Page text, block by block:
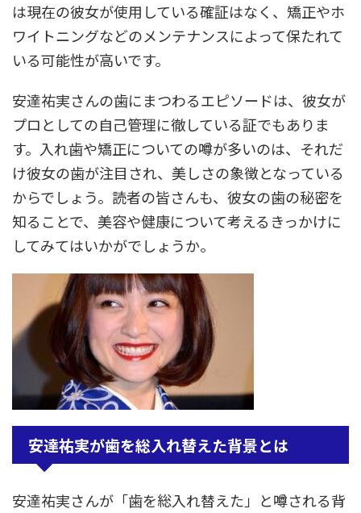
は現在の彼女が使用している確証はなく、矯正やホ
ワイトニングなどのメンテナンスによって保たれて
いる可能性が高いです。
安達祐実さんの歯にまつわるエピソードは、彼女が
プロとしての自己管理に徹している証でもありま
す。入れ歯や矯正についての噂が多いのは、それだ
け彼女の歯が注目され、美しさの象徴となっている
からでしょう。読者の皆さんも、彼女の歯の秘密を
知ることで、美容や健康について考えるきっかけに
してみてはいかがでしょうか。
安達祐実が歯を総入れ替えた背景とは
安達祐実さんが「歯を総入れ替えた」と噂される背